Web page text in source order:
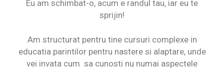
Eu am schimbat-o, acum e randul tau, iar eu te
sprijin!
Am structurat pentru tine cursuri complexe in
educatia parintilor pentru nastere si alaptare, unde
vei invata cum sa cunosti nu numai aspectele